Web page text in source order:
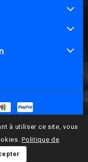
à utiliser ce site, vous
Politique de
par PrestaShop™